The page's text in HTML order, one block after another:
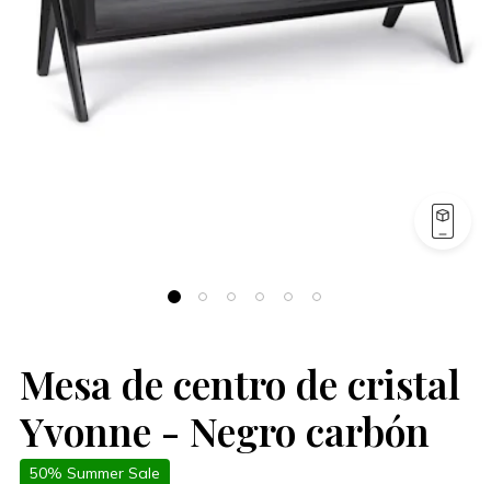
Mesa de centro de cristal
Yvonne - Negro carbón
50% Summer Sale